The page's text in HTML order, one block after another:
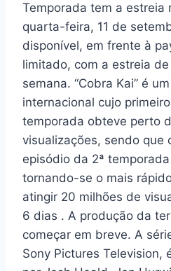
Temporada tem a estreia
quarta-feira, 11 de
disponível, em frente à
limitado, com a estreia
semana. “Cobra Kai” é
internacional cujo
temporada obteve perto
visualizações, sendo que
episódio da 2ª
tornando-se o mais
atingir 20 milhões de
6 dias . A produção da
começar em breve. A
Sony Pictures Television,